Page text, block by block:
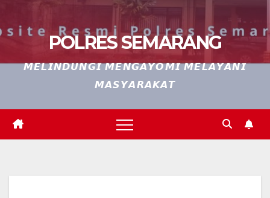
POLRES SEMARANG
𝙈𝙀𝙇𝙄𝙉𝘿𝙐𝙉𝙂𝙄 𝙈𝙀𝙉𝙂𝘼𝙔𝙊𝙈𝙄 𝙈𝙀𝙇𝘼𝙔𝘼𝙉𝙄
𝙈𝘼𝙎𝙔𝘼𝙍𝘼𝙆𝘼𝙏